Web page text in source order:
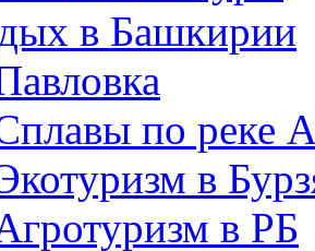
в Башкирии
по реке
в
в РБ